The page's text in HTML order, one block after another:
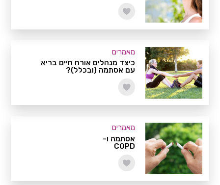
מאמרים
כיצד מנהלים אורח חיים בריא
עם אסתמה (ובכלל)?
מאמרים
אסתמה ו-
COPD